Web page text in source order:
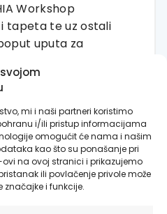
mi i naši partneri koristimo
i/ili pristup informacijama
omogućit će nama i našim
kao što su ponašanje pri
na ovoj stranici i prikazujemo
ili povlačenje privole može
i funkcije.
Workshop
tapeta te uz ostali
uputa za
ponude jedinstvenih
naljepnica
platnu